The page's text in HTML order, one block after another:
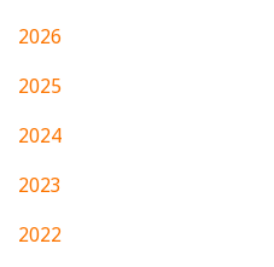
2026
2025
2024
2023
2022